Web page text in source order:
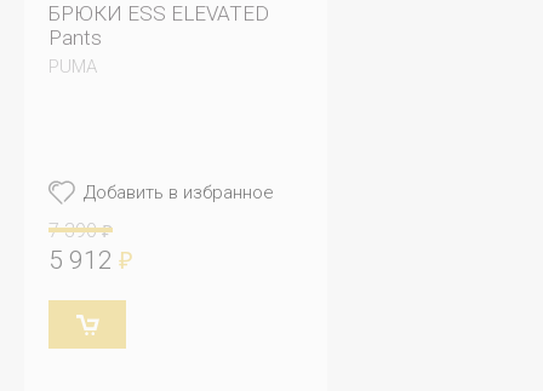
БРЮКИ ESS ELEVATED
Pants
PUMA
Добавить в избранное
7 390 ₽
5 912 ₽